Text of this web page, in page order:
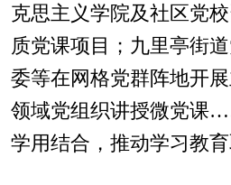
克思主义学院及社区党
质党课项目；九里亭街
委等在网格党群阵地开
领域党组织讲授微党课
学用结合，推动学习教育